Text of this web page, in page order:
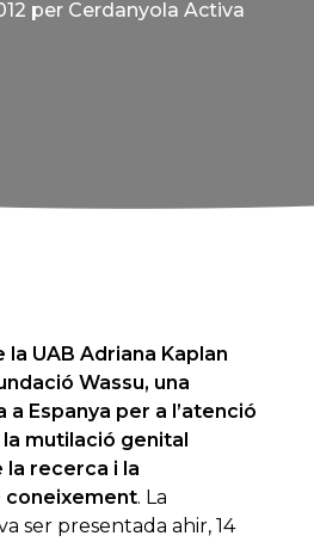
per Cerdanyola Activa
la UAB Adriana Kaplan
Wassu, una
Espanya per a l’atenció
mutilació genital
recerca i la
coneixement. La
ser presentada ahir, 14